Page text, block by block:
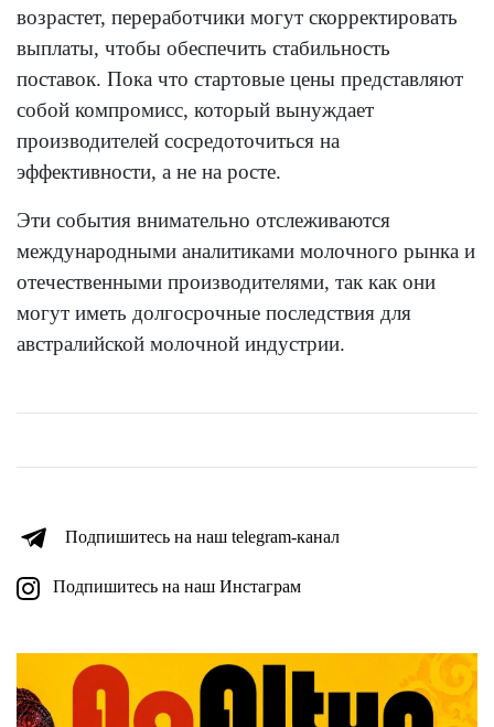
возрастет, переработчики могут скорректировать
выплаты, чтобы обеспечить стабильность
поставок. Пока что стартовые цены представляют
собой компромисс, который вынуждает
производителей сосредоточиться на
эффективности, а не на росте.
Эти события внимательно отслеживаются
международными аналитиками молочного рынка и
отечественными производителями, так как они
могут иметь долгосрочные последствия для
австралийской молочной индустрии.
Подпишитесь на наш telegram-канал
Подпишитесь на наш Инстаграм